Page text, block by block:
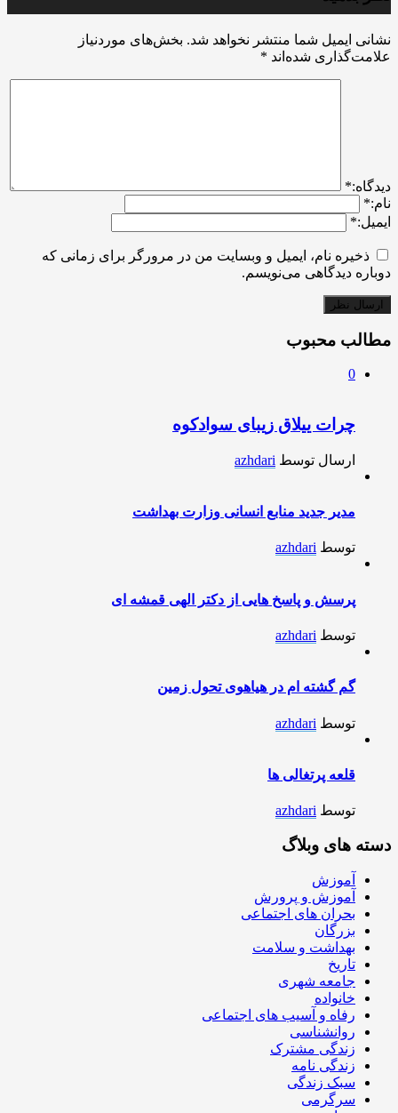
نشانی ایمیل شما منتشر نخواهد شد. بخش‌های موردنیاز
علامت‌گذاری شده‌اند *
ديدگاه:*
نام:*
ایمیل:*
ذخیره نام، ایمیل و وبسایت من در مرورگر برای زمانی که
دوباره دیدگاهی می‌نویسم.
مطالب محبوب
0
چرات ییلاق زیبای سوادکوه
ارسال توسط azhdari
مدیر جدید منابع انسانی وزارت بهداشت
توسط azhdari
پرسش و پاسخ هایی از دکتر الهی قمشه ای
توسط azhdari
گم گشته ام در هیاهوی تحول زمین
توسط azhdari
قلعه پرتغالی ها
توسط azhdari
دسته های وبلاگ
آموزش
آموزش و پرورش
بحران های اجتماعی
بزرگان
بهداشت و سلامت
تاریخ
جامعه شهری
خانواده
رفاه و آسیب های اجتماعی
روانشناسی
زندگی مشترک
زندگی نامه
سبک زندگی
سرگرمی